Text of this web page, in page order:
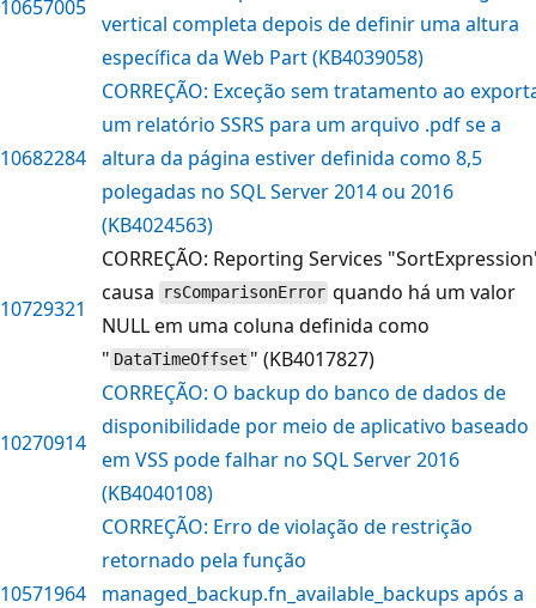
10657005
vertical completa depois de definir uma altura
específica da Web Part (KB4039058)
10682284
CORREÇÃO: Exceção sem tratamento ao
um relatório SSRS para um arquivo .pdf se a
altura da página estiver definida como 8,5
polegadas no SQL Server 2014 ou 2016
(KB4024563)
10729321
CORREÇÃO: Reporting Services
causa
rsComparisonError quando há um valor
NULL em uma coluna definida como
" DataTimeOffset " (KB4017827)
10270914
CORREÇÃO: O backup do banco de dados de
disponibilidade por meio de aplicativo baseado
em VSS pode falhar no SQL Server 2016
(KB4040108)
10571964
CORREÇÃO: Erro de violação de restrição
retornado pela função
managed_backup.fn_available_backups após a